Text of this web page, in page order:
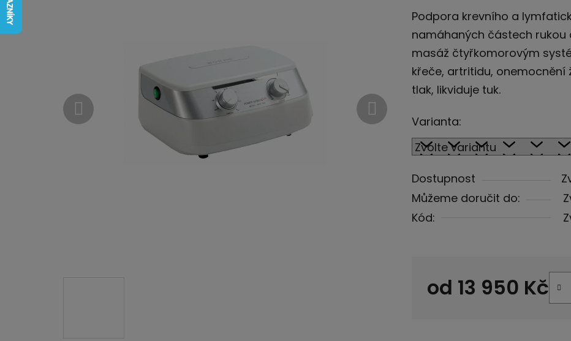
produktu
je
4,7
z
5
Podpora krevního a
namáhaných částech rukou
masáž čtyřkomorovým
křeče, artritidu,
tlak, likviduje tuk.
Varianta:
Dostupnost
Můžeme doručit do:
Kód:
od 13 950 Kč